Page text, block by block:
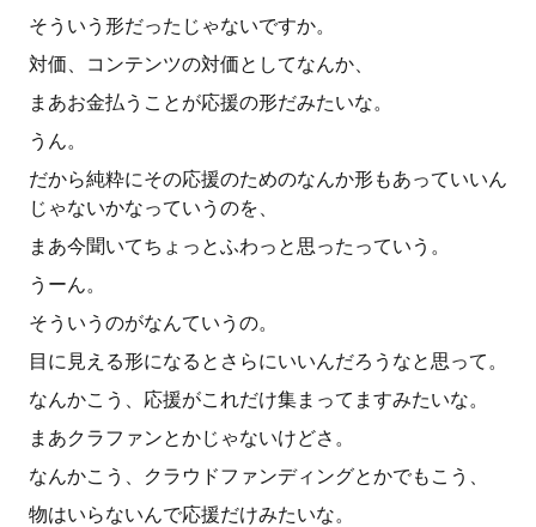
そういう形だったじゃないですか。
対価、コンテンツの対価としてなんか、
まあお金払うことが応援の形だみたいな。
うん。
だから純粋にその応援のためのなんか形もあっていいん
じゃないかなっていうのを、
まあ今聞いてちょっとふわっと思ったっていう。
うーん。
そういうのがなんていうの。
目に見える形になるとさらにいいんだろうなと思って。
なんかこう、応援がこれだけ集まってますみたいな。
まあクラファンとかじゃないけどさ。
なんかこう、クラウドファンディングとかでもこう、
物はいらないんで応援だけみたいな。